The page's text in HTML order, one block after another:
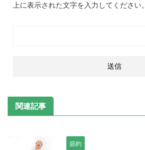
上に表示された文字を入力してください。
関連記事
節約